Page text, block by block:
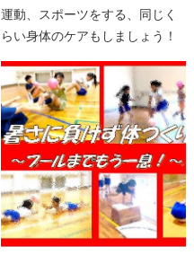
運動、スポーツをする、同じく
らい身体のケアもしましょう！